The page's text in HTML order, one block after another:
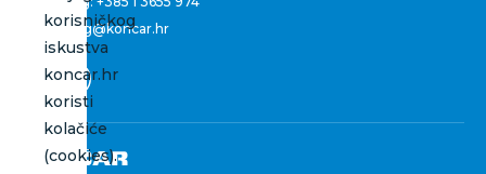
marketing@koncar.hr
korisničkog
iskustva
koncar.hr
koristi
kolačiće
(cookies).